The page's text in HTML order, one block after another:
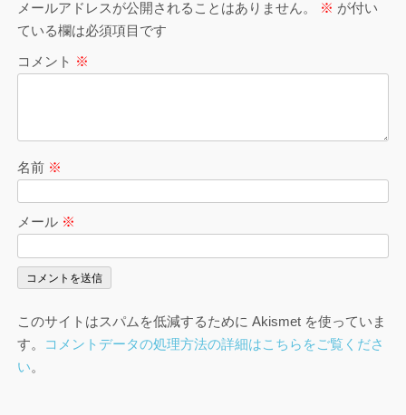
メールアドレスが公開されることはありません。 ※ が付い
ている欄は必須項目です
コメント ※
名前 ※
メール ※
このサイトはスパムを低減するために Akismet を使っていま
す。
コメントデータの処理方法の詳細はこちらをご覧くださ
い。